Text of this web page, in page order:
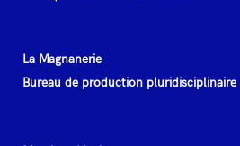
La Magnanerie
Bureau de production pluridisciplinaire